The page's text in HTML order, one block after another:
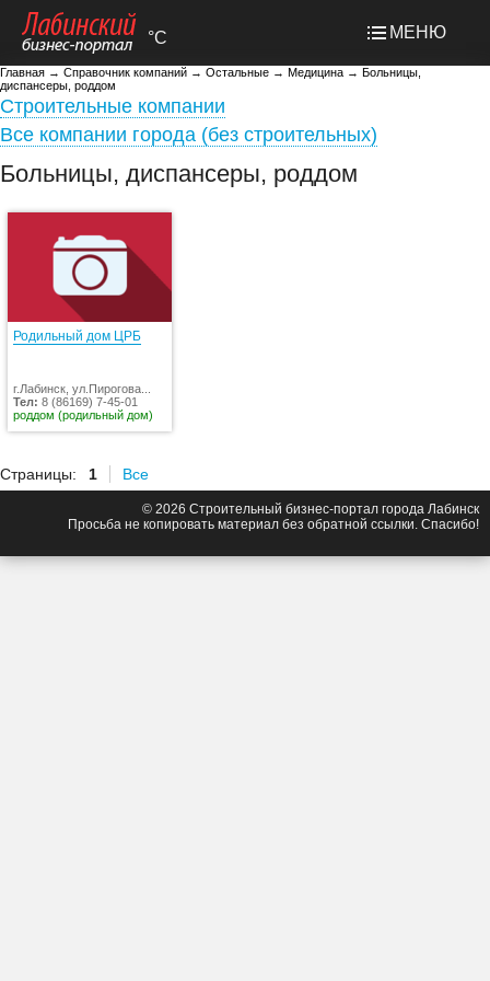
°C МЕНЮ
Главная → Справочник компаний → Остальные → Медицина → Больницы,
диспансеры, роддом
Строительные компании
Все компании города (без строительных)
Больницы, диспансеры, роддом
Родильный дом ЦРБ
г.Лабинск, ул.Пирогова...
Тел: 8 (86169) 7-45-01
роддом (родильный дом)
Страницы: 1 Все
© 2026 Строительный бизнес-портал города Лабинск
Просьба не копировать материал без обратной ссылки. Спасибо!